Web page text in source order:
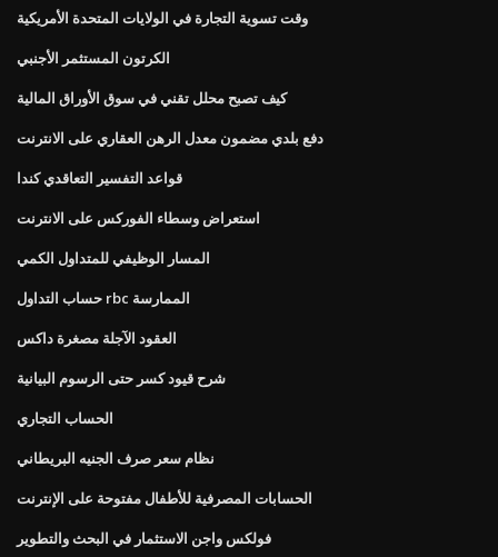
وقت تسوية التجارة في الولايات المتحدة الأمريكية
الكرتون المستثمر الأجنبي
كيف تصبح محلل تقني في سوق الأوراق المالية
دفع بلدي مضمون معدل الرهن العقاري على الانترنت
قواعد التفسير التعاقدي كندا
استعراض وسطاء الفوركس على الانترنت
المسار الوظيفي للمتداول الكمي
حساب التداول rbc الممارسة
العقود الآجلة مصغرة داكس
شرح قيود كسر حتى الرسوم البيانية
الحساب التجاري
نظام سعر صرف الجنيه البريطاني
الحسابات المصرفية للأطفال مفتوحة على الإنترنت
فولكس واجن الاستثمار في البحث والتطوير